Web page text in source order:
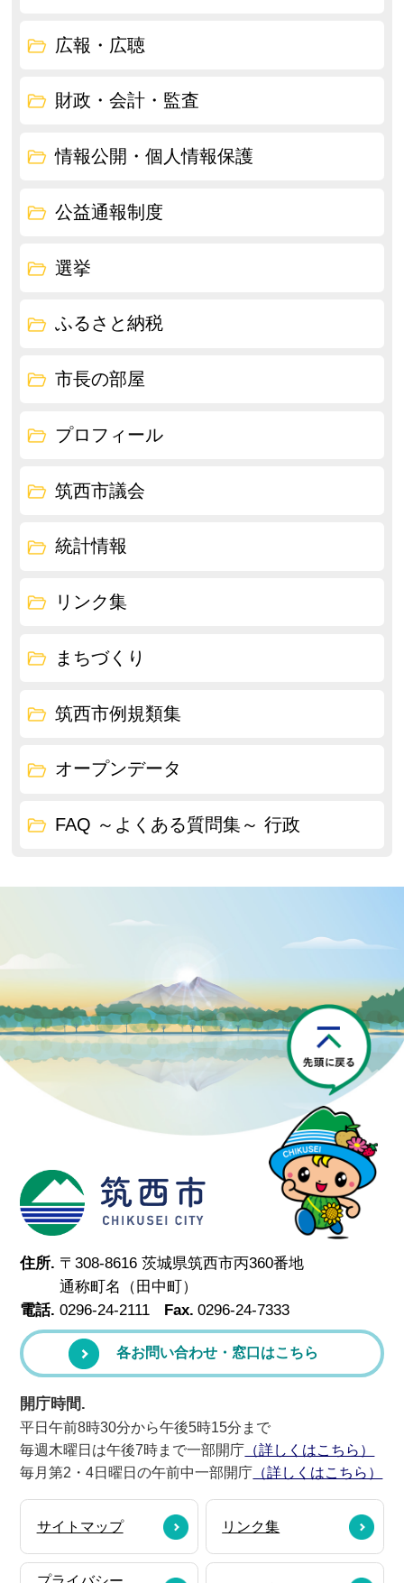
広報・広聴
財政・会計・監査
情報公開・個人情報保護
公益通報制度
選挙
ふるさと納税
市長の部屋
プロフィール
筑西市議会
統計情報
リンク集
まちづくり
筑西市例規類集
オープンデータ
FAQ ～よくある質問集～ 行政
筑西市
住所. 〒308-8616 茨城県筑西市丙360番地
通称町名（田中町）
電話. 0296-24-2111 Fax. 0296-24-7333
各お問い合わせ・窓口はこちら
開庁時間.
平日午前8時30分から午後5時15分まで
毎週木曜日は午後7時まで一部開庁 （詳しくはこちら）
毎月第2・4日曜日の午前中一部開庁 （詳しくはこちら）
サイトマップ リンク集